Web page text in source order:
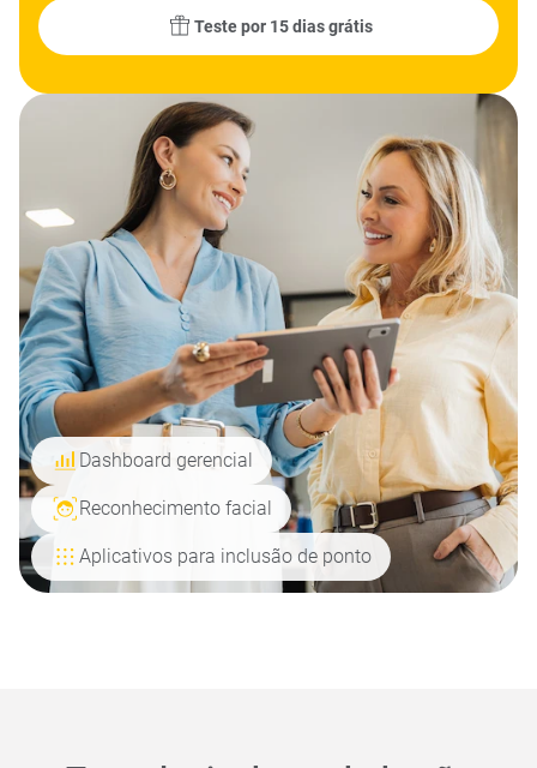
Teste por 15 dias grátis
Dashboard gerencial
Reconhecimento facial
Aplicativos para inclusão de ponto